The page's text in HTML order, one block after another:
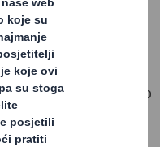
jedan od
reciklirati i održivo
materijala za
i kraft linera te smo
našeg gotovog
proizvoda i